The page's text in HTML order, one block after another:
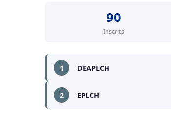
90
Inscrits
1 DEAPLCH
2 EPLCH